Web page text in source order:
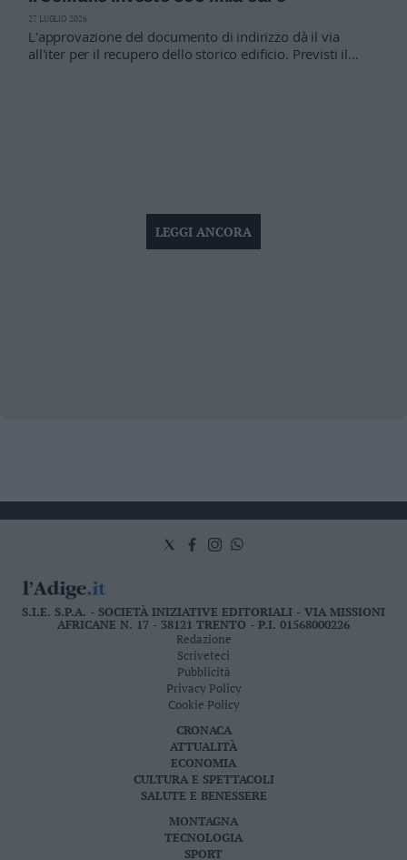
L'approvazione del documento di indirizzo dà il via
all'iter per il recupero dello storico edificio. Previsti il
27 LUGLIO 2026
LEGGI ANCORA
S.I.E. S.P.A. - SOCIETÀ INIZIATIVE EDITORIALI - VIA MISSIONI
AFRICANE N. 17 - 38121 TRENTO - P.I. 01568000226
Redazione
Scriveteci
Pubblicità
Privacy Policy
Cookie Policy
CRONACA
ATTUALITÀ
ECONOMIA
CULTURA E SPETTACOLI
SALUTE E BENESSERE
MONTAGNA
TECNOLOGIA
SPORT